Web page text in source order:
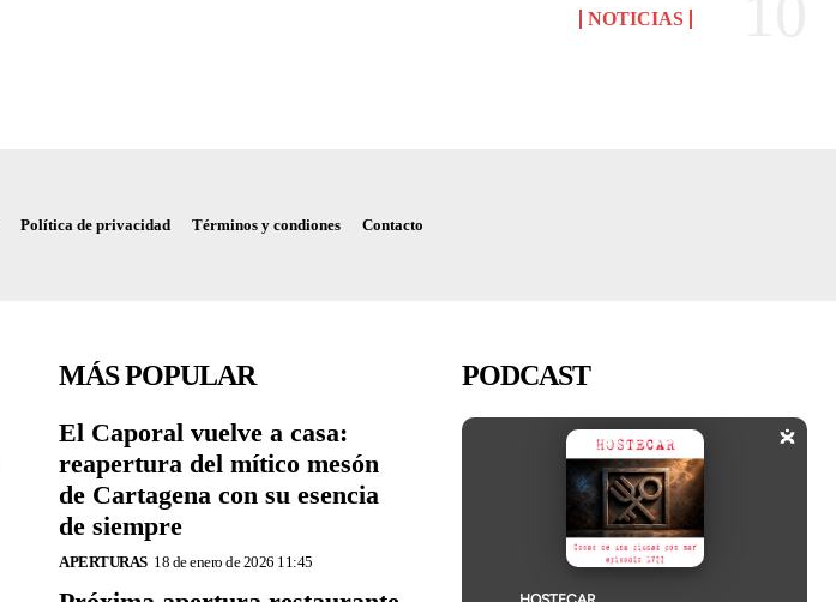
NOTICIAS
Política de privacidad Términos y condiones Contacto
MÁS POPULAR
El Caporal vuelve a casa:
reapertura del mítico mesón
de Cartagena con su esencia
de siempre
APERTURAS 18 de enero de 2026 11:45
PODCAST